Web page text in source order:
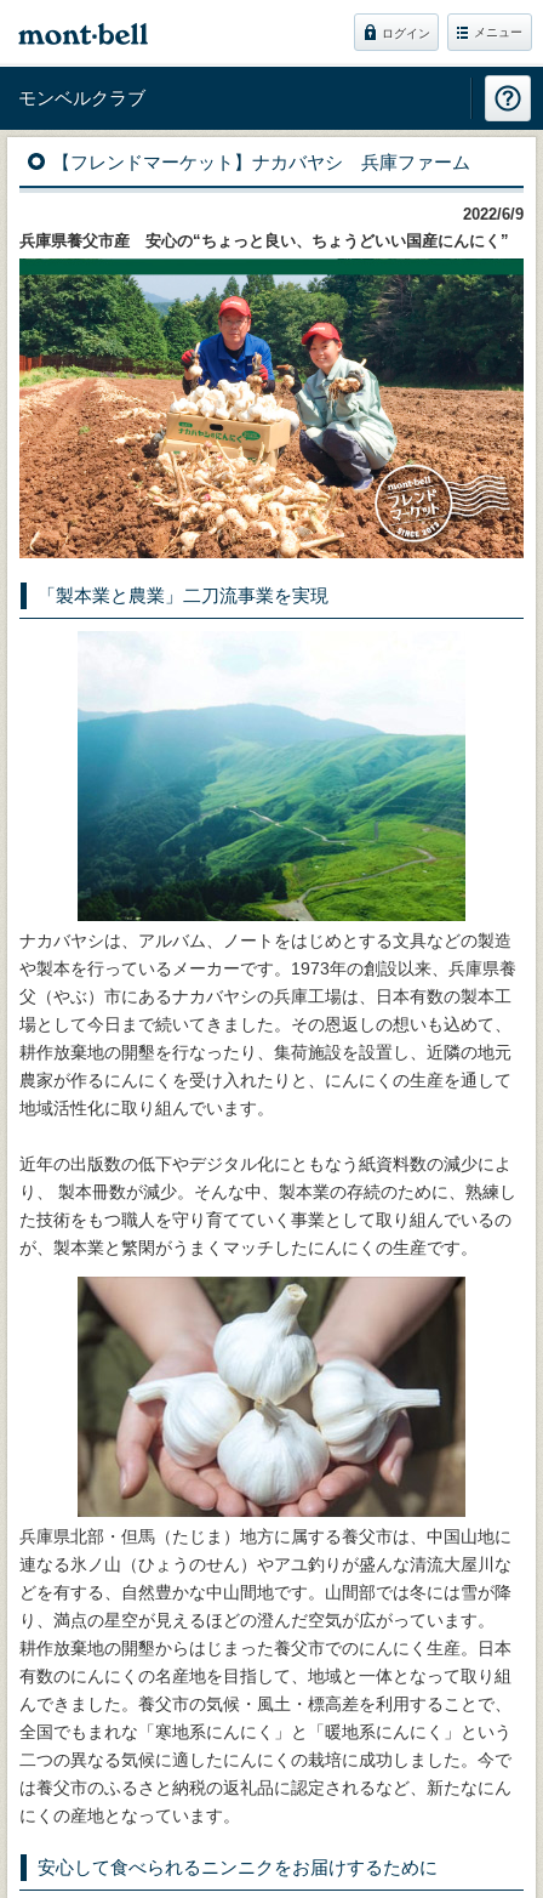
ログイン メニュー
モンベルクラブ
【フレンドマーケット】ナカバヤシ 兵庫ファーム
2022/6/9
兵庫県養父市産 安心の“ちょっと良い、ちょうどいい国産にんにく”
「製本業と農業」二刀流事業を実現
ナカバヤシは、アルバム、ノートをはじめとする文具などの製造
や製本を行っているメーカーです。1973年の創設以来、兵庫県養
父（やぶ）市にあるナカバヤシの兵庫工場は、日本有数の製本工
場として今日まで続いてきました。その恩返しの想いも込めて、
耕作放棄地の開墾を行なったり、集荷施設を設置し、近隣の地元
農家が作るにんにくを受け入れたりと、にんにくの生産を通して
地域活性化に取り組んでいます。
近年の出版数の低下やデジタル化にともなう紙資料数の減少によ
り、 製本冊数が減少。そんな中、製本業の存続のために、熟練し
た技術をもつ職人を守り育てていく事業として取り組んでいるの
が、製本業と繁閑がうまくマッチしたにんにくの生産です。
兵庫県北部・但馬（たじま）地方に属する養父市は、中国山地に
連なる氷ノ山（ひょうのせん）やアユ釣りが盛んな清流大屋川な
どを有する、自然豊かな中山間地です。山間部では冬には雪が降
り、満点の星空が見えるほどの澄んだ空気が広がっています。
耕作放棄地の開墾からはじまった養父市でのにんにく生産。日本
有数のにんにくの名産地を目指して、地域と一体となって取り組
んできました。養父市の気候・風土・標高差を利用することで、
全国でもまれな「寒地系にんにく」と「暖地系にんにく」という
二つの異なる気候に適したにんにくの栽培に成功しました。今で
は養父市のふるさと納税の返礼品に認定されるなど、新たなにん
にくの産地となっています。
安心して食べられるニンニクをお届けするために